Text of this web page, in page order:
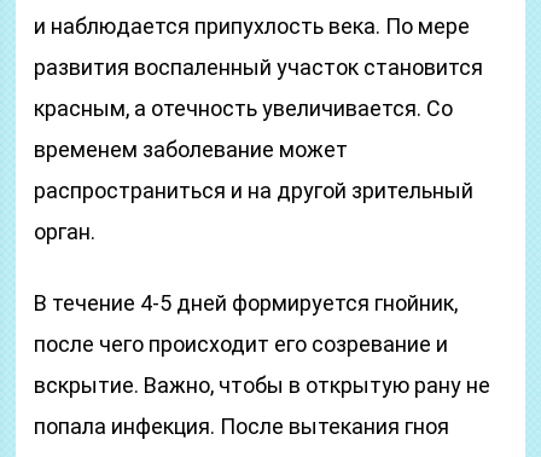
и наблюдается припухлость века. По мере
развития воспаленный участок становится
красным, а отечность увеличивается. Со
временем заболевание может
распространиться и на другой зрительный
орган.
В течение 4-5 дней формируется гнойник,
после чего происходит его созревание и
вскрытие. Важно, чтобы в открытую рану не
попала инфекция. После вытекания гноя